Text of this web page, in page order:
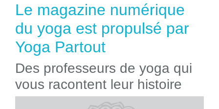
Le magazine numérique
du yoga est propulsé par
Yoga Partout
Des professeurs de yoga qui
vous racontent leur histoire